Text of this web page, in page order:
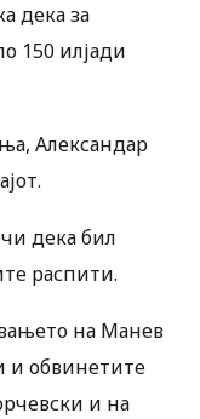
дека за
150 илјади
Александар
дека бил
распити.
на Манев
и обвинетите
и на